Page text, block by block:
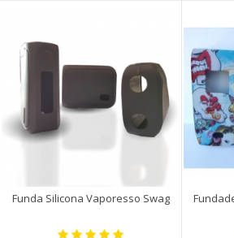
Funda Silicona Vaporesso Swag